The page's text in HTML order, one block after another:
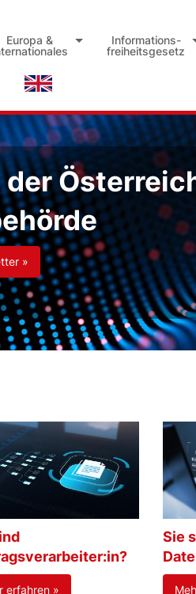
Europa &
Informations-
freiheitsgesetz
»
erfahren »
Sie